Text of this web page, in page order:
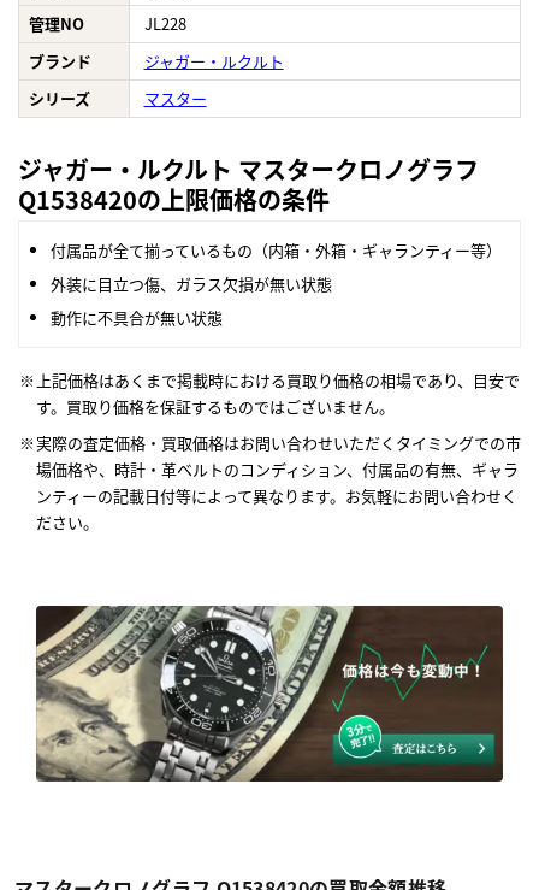
管理NO
JL228
ブランド
ジャガー・ルクルト
シリーズ
マスター
ジャガー・ルクルト マスタークロノグラフ
Q1538420の上限価格の条件
付属品が全て揃っているもの（内箱・外箱・ギャランティー等）
外装に目立つ傷、ガラス欠損が無い状態
動作に不具合が無い状態
上記価格はあくまで掲載時における買取り価格の相場であり、目安で
す。買取り価格を保証するものではございません。
実際の査定価格・買取価格はお問い合わせいただくタイミングでの市
場価格や、時計・革ベルトのコンディション、付属品の有無、ギャラ
ンティーの記載日付等によって異なります。お気軽にお問い合わせく
ださい。